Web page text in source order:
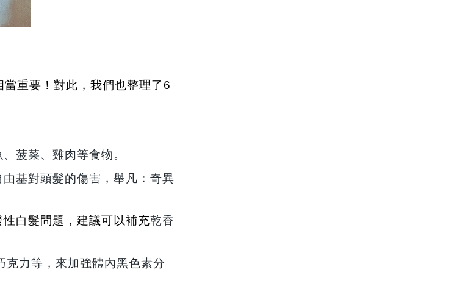
重要！對此，我們也整理了6
、菠菜、雞肉等食物。
基對頭髮的傷害，舉凡：奇異
白髮問題，建議可以補充乾香
克力等，來加強體內黑色素分